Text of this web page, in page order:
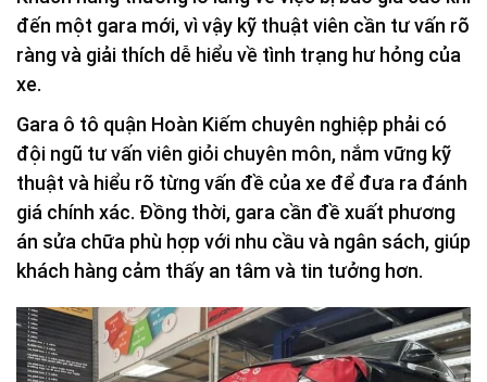
đến một gara mới, vì vậy kỹ thuật viên cần tư vấn rõ
ràng và giải thích dễ hiểu về tình trạng hư hỏng của
xe.
Gara ô tô quận Hoàn Kiếm chuyên nghiệp phải có
đội ngũ tư vấn viên giỏi chuyên môn, nắm vững kỹ
thuật và hiểu rõ từng vấn đề của xe để đưa ra đánh
giá chính xác. Đồng thời, gara cần đề xuất phương
án sửa chữa phù hợp với nhu cầu và ngân sách, giúp
khách hàng cảm thấy an tâm và tin tưởng hơn.